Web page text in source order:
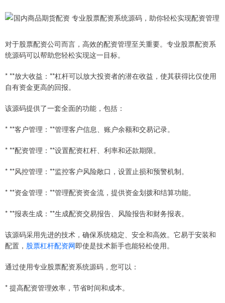
对于股票配资公司而言，高效的配资管理至关重要。专业股票配资系
统源码可以帮助您轻松实现这一目标。
* **放大收益：**杠杆可以放大投资者的潜在收益，使其获得比仅使用
自有资金更高的回报。
该源码提供了一套全面的功能，包括：
* **客户管理：**管理客户信息、账户余额和交易记录。
* **配资管理：**设置配资杠杆、利率和还款期限。
* **风控管理：**监控客户风险敞口，设置止损和预警机制。
* **资金管理：**管理配资资金流，提供资金划拨和结算功能。
* **报表生成：**生成配资交易报告、风险报告和财务报表。
该源码采用先进的技术，确保系统稳定、安全和高效。它易于安装和
配置， 股票杠杆配资网即使是技术新手也能轻松使用。
通过使用专业股票配资系统源码，您可以：
* 提高配资管理效率，节省时间和成本。